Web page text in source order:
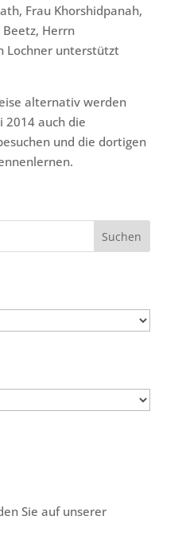
Frau Khorshidpanah,
Beetz, Herrn
Lochner unterstützt
alternativ werden
2014 auch die
und die dortigen
Sie auf unserer